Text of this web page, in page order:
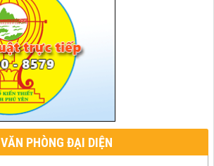
VĂN PHÒNG ĐẠI DIỆN